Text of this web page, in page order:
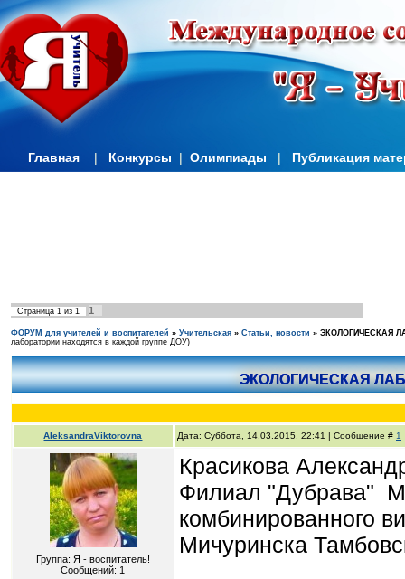
Главная | Конкурсы | Олимпиады | Публикация
Страница 1 из 1 1
ФОРУМ для учителей и воспитателей » Учительская » Статьи, новости » ЭКОЛОГИЧЕСКАЯ
лаборатории находятся в каждой группе ДОУ)
ЭКОЛОГИЧЕСКАЯ
AleksandraViktorovna Дата: Суббота, 14.03.2015, 22:41 | Сообщение # 1
Группа: Я - воспитатель!
Сообщений: 1
Красикова
Филиал "Дубрава"
комбинированного
Мичуринска